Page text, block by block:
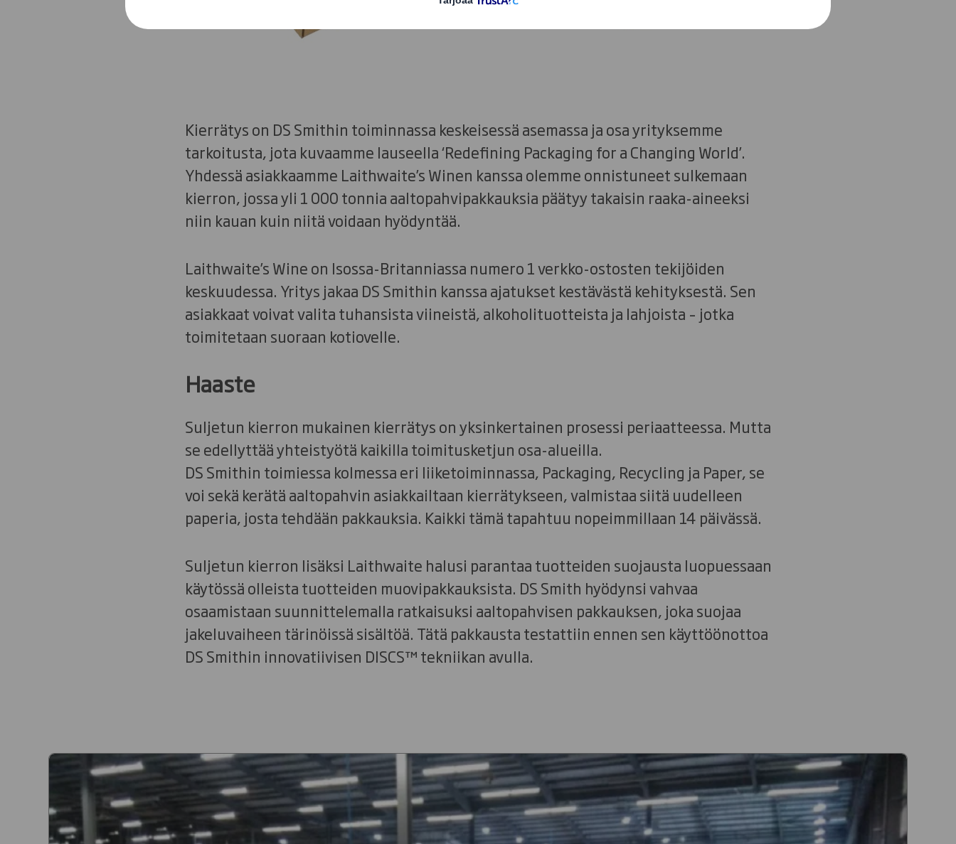
Kierrätys on DS Smithin toiminnassa keskeisessä asemassa ja osa yrityksemme
tarkoitusta, jota kuvaamme lauseella ‘Redefining Packaging for a Changing World’.
Yhdessä asiakkaamme Laithwaite’s Winen kanssa olemme onnistuneet sulkemaan
kierron, jossa yli 1 000 tonnia aaltopahvipakkauksia päätyy takaisin raaka-aineeksi
niin kauan kuin niitä voidaan hyödyntää.
Laithwaite’s Wine on Isossa-Britanniassa numero 1 verkko-ostosten tekijöiden
keskuudessa. Yritys jakaa DS Smithin kanssa ajatukset kestävästä kehityksestä. Sen
asiakkaat voivat valita tuhansista viineistä, alkoholituotteista ja lahjoista – jotka
toimitetaan suoraan kotiovelle.
Haaste
Suljetun kierron mukainen kierrätys on yksinkertainen prosessi periaatteessa. Mutta
se edellyttää yhteistyötä kaikilla toimitusketjun osa-alueilla.
DS Smithin toimiessa kolmessa eri liiketoiminnassa, Packaging, Recycling ja Paper, se
voi sekä kerätä aaltopahvin asiakkailtaan kierrätykseen, valmistaa siitä uudelleen
paperia, josta tehdään pakkauksia. Kaikki tämä tapahtuu nopeimmillaan 14 päivässä.
Suljetun kierron lisäksi Laithwaite halusi parantaa tuotteiden suojausta luopuessaan
käytössä olleista tuotteiden muovipakkauksista. DS Smith hyödynsi vahvaa
osaamistaan suunnittelemalla ratkaisuksi aaltopahvisen pakkauksen, joka suojaa
jakeluvaiheen tärinöissä sisältöä. Tätä pakkausta testattiin ennen sen käyttöönottoa
DS Smithin innovatiivisen DISCS™ tekniikan avulla.